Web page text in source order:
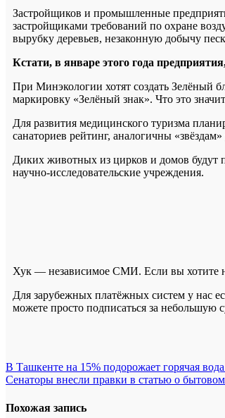
Застройщиков и промышленные
застройщиками требований по охране
вырубку деревьев, незаконную добычу
Кстати, в январе этого года
При Минэкологии хотят создать Зелёный
маркировку «Зелёный знак». Что это
Для развития медицинского туризма
санаториев рейтинг, аналогичны
Диких животных из цирков и домов будут
научно-исследовательские учреждения.
Хук — независимое СМИ. Если вы хотите
Для зарубежных платёжных систем у нас
можете просто подписаться за небольшую
Навигация
по
записям
В Ташкенте на 15% подорожает горячая
Сенаторы внесли правки в статью о
Похожая запись